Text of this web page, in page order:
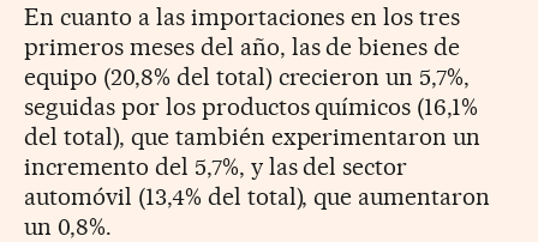
En cuanto a las importaciones en los tres
primeros meses del año, las de bienes de
equipo (20,8% del total) crecieron un 5,7%,
seguidas por los productos químicos (16,1%
del total), que también experimentaron un
incremento del 5,7%, y las del sector
automóvil (13,4% del total), que aumentaron
un 0,8%.